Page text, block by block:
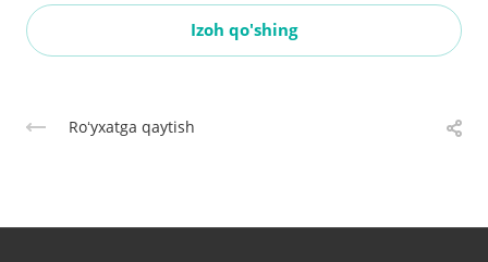
Izoh qo'shing
Roʻyxatga qaytish